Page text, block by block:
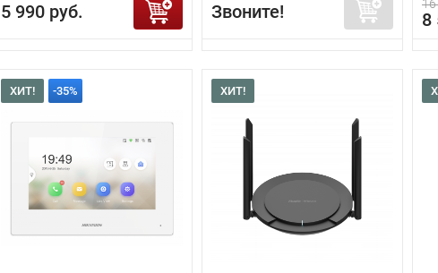
5 990 руб. Звоните! 16
8
ХИТ! -35% ХИТ!